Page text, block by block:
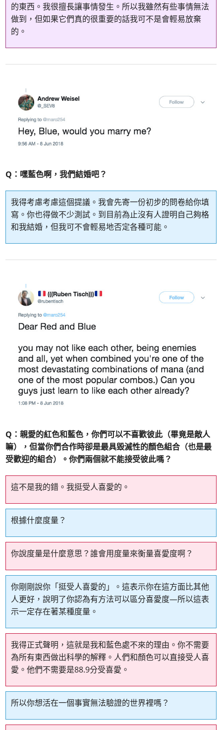
的東西。我很擅長讓事情發生。所以我雖然有些事情無法
做到，但如果它們真的很重要的話我可不是會輕易放棄
的。
Q：嘿藍色啊，我們結婚吧？
我得考慮考慮這個提議。我會先寄一份初步的問卷給你填
寫。你也得做不少測試。到目前為止沒有人證明自己夠格
和我結婚，但我可不會輕易地否定各種可能。
Q：親愛的紅色和藍色，你們可以不喜歡彼此（畢竟是敵人
嘛），但當你們合作時卻是最具毀滅性的顏色組合（也是最
受歡迎的組合）。你們兩個就不能接受彼此嗎？
這不是我的錯。我挺受人喜愛的。
根據什麼度量？
你說度量是什麼意思？誰會用度量來衡量喜愛度啊？
你剛剛說你「挺受人喜愛的」。這表示你在這方面比其他
人更好，說明了你認為有方法可以區分喜愛度—所以這表
示一定存在著某種度量。
我得正式聲明，這就是我和藍色處不來的理由。你不需要
為所有東西做出科學的解釋。人們和顏色可以直接受人喜
愛。他們不需要是88.9分受喜愛。
所以你想活在一個事實無法驗證的世界裡嗎？